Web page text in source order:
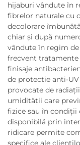
hijaburi vândute în
fibrelor naturale cu
decolorare
chiar și după
vândute în regim
frecvent
finisaje
de protecție anti-
provocate de
umidității care
fizice sau în condiții
disponibilă prin
ridicare permite
specifice ale